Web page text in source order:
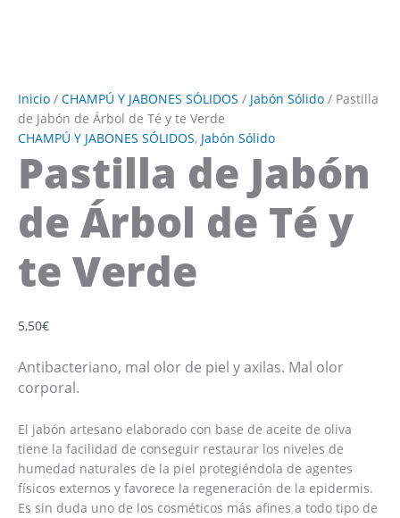
Inicio / CHAMPÚ Y JABONES SÓLIDOS / Jabón Sólido / Pastilla
de Jabón de Árbol de Té y te Verde
CHAMPÚ Y JABONES SÓLIDOS, Jabón Sólido
Pastilla de Jabón
de Árbol de Té y
te Verde
5,50€
Antibacteriano, mal olor de piel y axilas. Mal olor
corporal.
El jabón artesano elaborado con base de aceite de oliva
tiene la facilidad de conseguir restaurar los niveles de
humedad naturales de la piel protegiéndola de agentes
físicos externos y favorece la regeneración de la epidermis.
Es sin duda uno de los cosméticos más afines a todo tipo de